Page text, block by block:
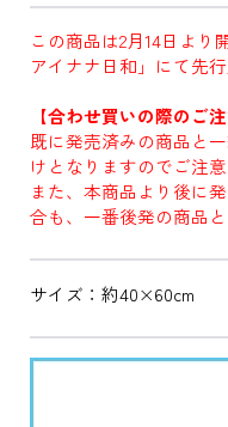
この商品は2月14日より
アイナナ日和」にて先
【合わせ買いの際のご注
既に発売済みの商品と
けとなりますのでご注意
また、本商品より後に
合も、一番後発の商品
サイズ：約40×60cm